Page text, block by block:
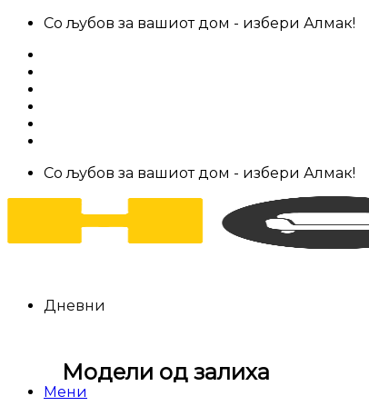
Skip
content
Со љубов за вашиот дом - избери Алмак!
Со љубов за вашиот дом - избери Алмак!
Мени
Дневни
Модели од залиха